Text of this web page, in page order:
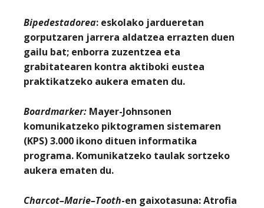
Bipedestadorea: eskolako jardueretan
gorputzaren jarrera aldatzea errazten duen
gailu bat; enborra zuzentzea eta
grabitatearen kontra aktiboki eustea
praktikatzeko aukera ematen du.
Boardmarker: Mayer-Johnsonen
komunikatzeko piktogramen sistemaren
(KPS) 3.000 ikono dituen informatika
programa. Komunikatzeko taulak sortzeko
aukera ematen du.
Charcot–Marie–Tooth-en gaixotasuna: Atrofia